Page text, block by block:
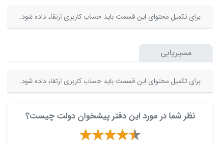
برای تکمیل محتوای این قسمت باید حساب کاربری ارتقاء داده شود.
مسیریابی
برای تکمیل محتوای این قسمت باید حساب کاربری ارتقاء داده شود.
نظر شما در مورد این دفتر پیشخوان دولت چیست؟